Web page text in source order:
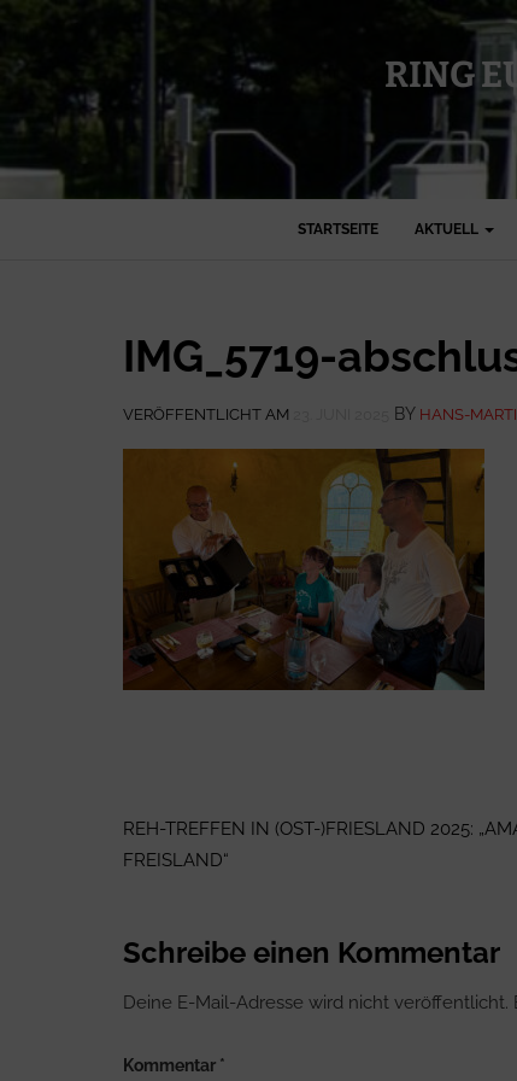
RING
STARTSEITE AKTUELL
IMG_5719-
VERÖFFENTLICHT AM BY HANS-
REH-TREFFEN IN (OST-)FRIESLAND 2025:
FREISLAND“
Schreibe einen Kommentar
Deine E-Mail-Adresse wird nicht veröffentlicht.
Kommentar *